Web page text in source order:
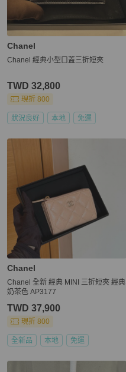
Chanel
Chanel 經典小型口蓋三折短夾
TWD 32,800
現折 800
狀況良好 本地 免運
Chanel
Chanel 全新 經典 MINI 三折短夾 經典
奶茶色 AP3177
TWD 37,900
現折 800
全新品 本地 免運